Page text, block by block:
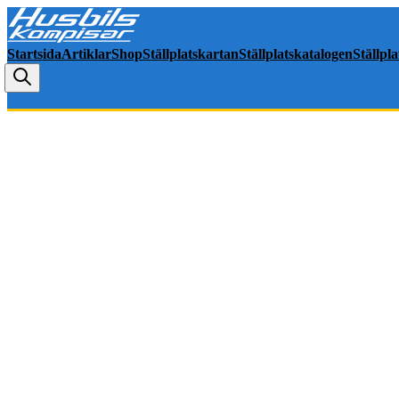
StartsidaArtiklarShopStällplatskartanStällplatskatalogen